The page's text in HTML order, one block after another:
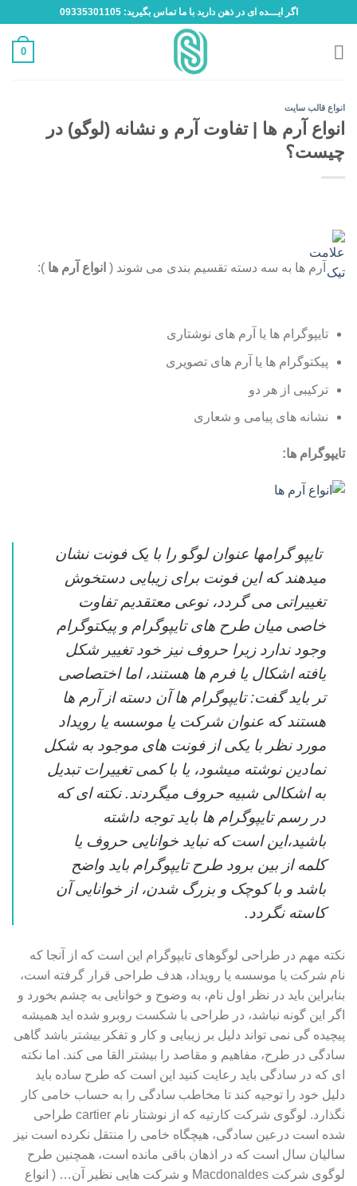
content
اگر ایـــده ای در ذهن دارید با ما تماس بگیرید: 09335301105
0
انواع قالب سایت
انواع آرم ها | تفاوت آرم و نشانه (لوگو) در
چیست؟
آرم ها به سه دسته تقسیم بندی می شوند ( انواع آرم ها ):
تایپوگرام ها یا آرم های نوشتاری
پیکتوگرام ها یا آرم های تصویری
ترکیبی از هر دو
نشانه های پیامی و شعاری
تایپوگرام ها:
تایپو گرامها عنوان لوگو را با یک فونت نشان
میدهند که این فونت برای زیبایی دستخوش
تغییراتی می گردد، نوعی معتقدیم تفاوت
خاصی میان طرح های تایپوگرام و پیکتوگرام
وجود ندارد زیرا حروف نیز خود تغییر شکل
یافته اشکال یا فرم ها هستند، اما اختصاصی
تر باید گفت: تایپوگرام ها آن دسته از آرم ها
هستند که عنوان شرکت یا موسسه یا رویداد
مورد نظر با یکی از فونت های موجود به شکل
نمادین نوشته میشود، یا با کمی تغییرات تبدیل
به اشکالی شبیه حروف میگردند. نکته ای که
در رسم تایپوگرام ها باید توجه داشته
باشید،این است که نباید خوانایی حروف یا
کلمه از بین برود طرح تایپوگرام باید واضح
باشد و با کوچک و بزرگ شدن، از خوانایی آن
کاسته نگردد.
نکته مهم در طراحی لوگوهای تایپوگرام این است که از آنجا که
نام شرکت یا موسسه یا رویداد، هدف طراحی قرار گرفته است،
بنابراین باید در نظر اول نام، به وضوح و خوانایی به چشم بخورد و
اگر این گونه نباشد، در طراحی با شکست روبرو شده اید همیشه
پیچیده گی نمی تواند دلیل بر زیبایی و کار و تفکر بیشتر باشد گاهی
سادگی در طرح، مفاهیم و مقاصد را بیشتر القا می کند. اما نکته
ای که در سادگی باید رعایت کنید این است که طرح ساده باید
دلیل خود را توجیه کند تا مخاطب سادگی را به حساب خامی کار
نگذارد. لوگوی شرکت کارتیه که از نوشتار نام cartier طراحی
شده است درعین سادگی، هیچگاه خامی را منتقل نکرده است نیز
سالیان سال است که در اذهان باقی مانده است، همچنین طرح
لوگوی شرکت Macdonaldes و شرکت هایی نظیر آن… ( انواع